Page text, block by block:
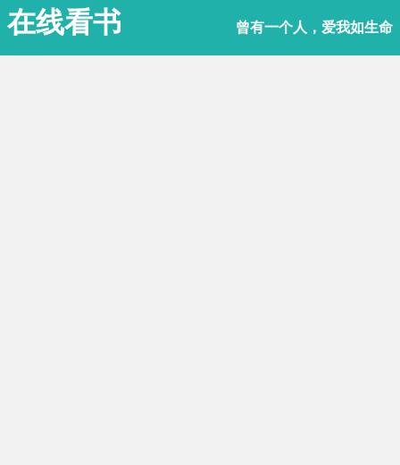
在线看书 曾有一个人，爱我如生命